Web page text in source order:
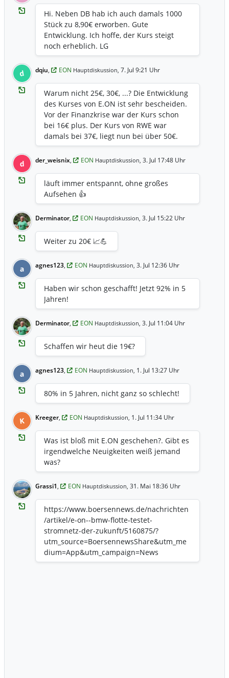
Hi. Neben DB hab ich auch damals 1000
Stück zu 8,90€ erworben. Gute
Entwicklung. Ich hoffe, der Kurs steigt
noch erheblich. LG
d dqiu, EON Hauptdiskussion, 7. Jul 9:21 Uhr
Warum nicht 25€, 30€, ...? Die Entwicklung
des Kurses von E.ON ist sehr bescheiden.
Vor der Finanzkrise war der Kurs schon
bei 16€ plus. Der Kurs von RWE war
damals bei 37€, liegt nun bei über 50€.
d der_weisnix, EON Hauptdiskussion, 3. Jul 17:48 Uhr
läuft immer entspannt, ohne großes
Aufsehen 👍
Derminator, EON Hauptdiskussion, 3. Jul 15:22 Uhr
Weiter zu 20€ 📈💪
a agnes123, EON Hauptdiskussion, 3. Jul 12:36 Uhr
Haben wir schon geschafft! Jetzt 92% in 5
Jahren!
Derminator, EON Hauptdiskussion, 3. Jul 11:04 Uhr
Schaffen wir heut die 19€?
a agnes123, EON Hauptdiskussion, 1. Jul 13:27 Uhr
80% in 5 Jahren, nicht ganz so schlecht!
K Kreeger, EON Hauptdiskussion, 1. Jul 11:34 Uhr
Was ist bloß mit E.ON geschehen?. Gibt es
irgendwelche Neuigkeiten weiß jemand
was?
Grassi1, EON Hauptdiskussion, 31. Mai 18:36 Uhr
https://www.boersennews.de/nachrichten
/artikel/e-on--bmw-flotte-testet-
stromnetz-der-zukunft/5160875/?
utm_source=BoersennewsShare&utm_me
dium=App&utm_campaign=News